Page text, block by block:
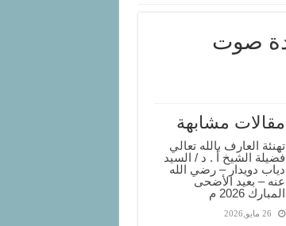
صوت
مقالات مشابهة
تهنئة العارف بالله تعالي
فضيلة الشيخ أ . د / السيد
دياب دويدار – رضي الله
عنه – بعيد الأضحى
المبارك 2026 م
26 مايو,2026